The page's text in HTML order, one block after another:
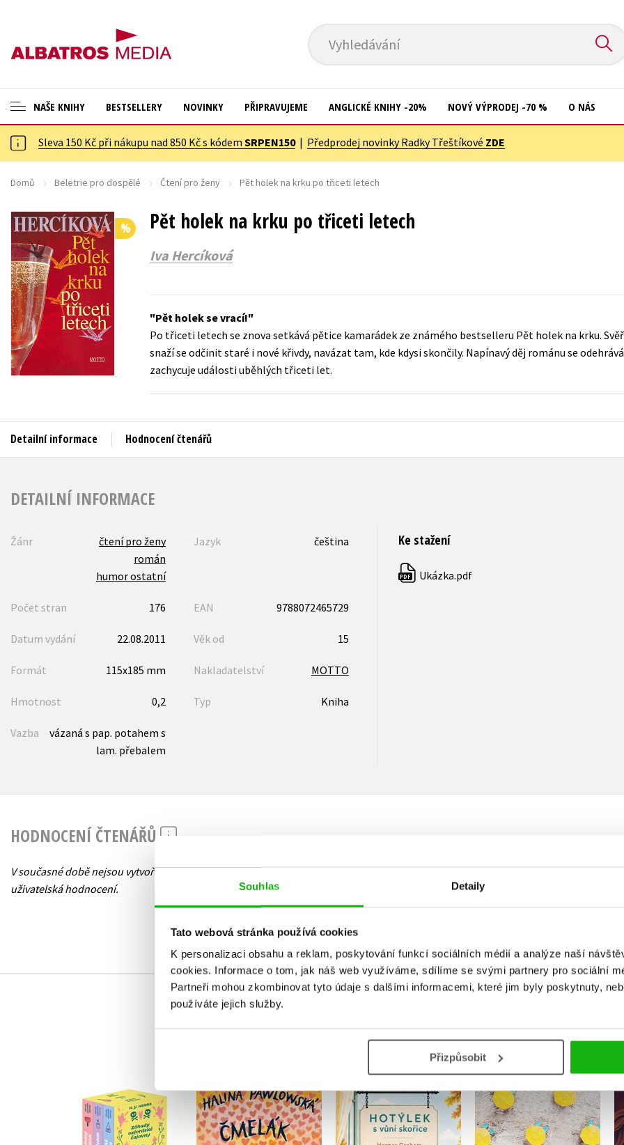
Souhlas Detaily
Tato webová stránka používá cookies
K personalizaci obsahu a reklam, poskytování funkcí sociálních médií a analýze naší
cookies. Informace o tom, jak náš web využíváme, sdílíme se svými partnery pro sociální
Partneři mohou zkombinovat tyto údaje s dalšími informacemi, které jim byly poskytnuty,
používáte jejich služby.
Přizpůsobit
Vyhledávání
NAŠE KNIHY
ANGLICKÉ KNIHY -20 %
NOVÝ VÝPRODEJ -70 %
ASTERIX S DÁRKEM
🎁DÁRKOVÉ PUBLIKACE
✉️ DÁRKOVÉ POUKAZY
Auto - moto
Beletrie pro děti
Cestování
Dárkové publikace
Digitální fotografie
Esoterika a duchovní svět
Jazyky
Kalendáře
Kuchařky
New Adult
Populárně - naučné pro děti
Příroda a zahrada
Young adult (SK)
Zahraniční literatura
Všechny tituly
BESTSELLERY NOVINKY PŘIPRAVUJEME ANGLICKÉ KNIHY -20% NOVÝ VÝPRODEJ -70 % O NÁS
Sleva 150 Kč při nákupu nad 850 Kč s kódem SRPEN150| Předprodej novinky Radky Třeštíkové ZDE
Domů Beletrie pro dospělé Čtení pro ženy Pět holek na krku po třiceti letech
Pět holek na krku po třiceti letech
Iva Hercíková
%
Pět holek se vrací!
Po třiceti letech se znova setkává pětice kamarádek ze známého bestselleru Pět holek na krku.
snaží se odčinit staré i nové křivdy, navázat tam, kde kdysi skončily. Napínavý děj románu se
zachycuje události uběhlých třiceti let.
Detailní informace Hodnocení čtenářů
DETAILNÍ INFORMACE
Žánr
čtení pro ženy
román
humor ostatní
Jazyk čeština
Počet stran 176 EAN 9788072465729
Datum vydání 22.08.2011 Věk od 15
Formát 115x185 mm Nakladatelství MOTTO
Hmotnost 0,2 Typ Kniha
Vazba
vázaná s pap. potahem s
lam. přebalem
Ke stažení
PDF Ukázka.pdf
HODNOCENÍ ČTENÁŘŮ
V současné době nejsou vytvořena žádná
uživatelská hodnocení.
Záhady oxfordské
čajovny - BOX
H. Y. Hanna
Čmelák - Láskyplné
povídky
Halina Pawlowská
Hotýlek s vůní skořice
Harper Graham
Desetkrát a dost
Scarlett Wilková